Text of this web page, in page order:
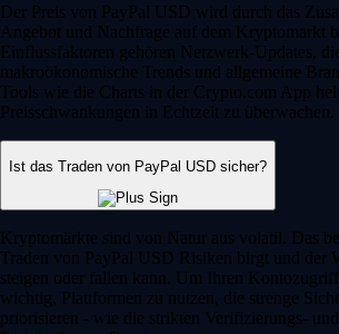
Der Preis von PayPal USD wird durch das
Angebot und Nachfrage auf dem Kryptomarkt
Einflussfaktoren gehören Netzwerk-Updates,
makroökonomische Trends und allgemeine
Tools wie die Charts in der Crypto.com App
Preisschwankungen in Echtzeit zu überwachen.
Ist das Traden von PayPal USD sicher?
Kryptomärkte sind von Natur aus volatil. Das
Traden von PayPal USD Risiken birgt und der
steigen oder fallen kann. Um Ihren Kontozugriff
wichtig, Plattformen zu nutzen, die strenge
priorisieren - wie die strikten Verifizierungs-